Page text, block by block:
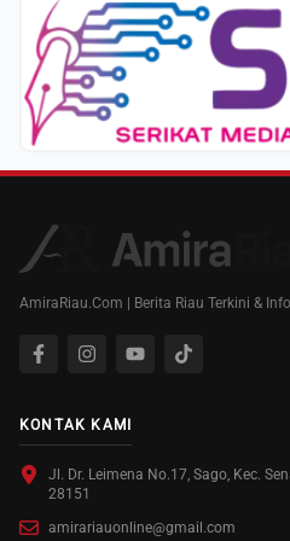
AmiraRiau.Com | Berita Riau Terkini &
KONTAK KAMI
Jl. Dr. Leimena No.17, Sago, Kec.
28151
amirariauonline@gmail.com